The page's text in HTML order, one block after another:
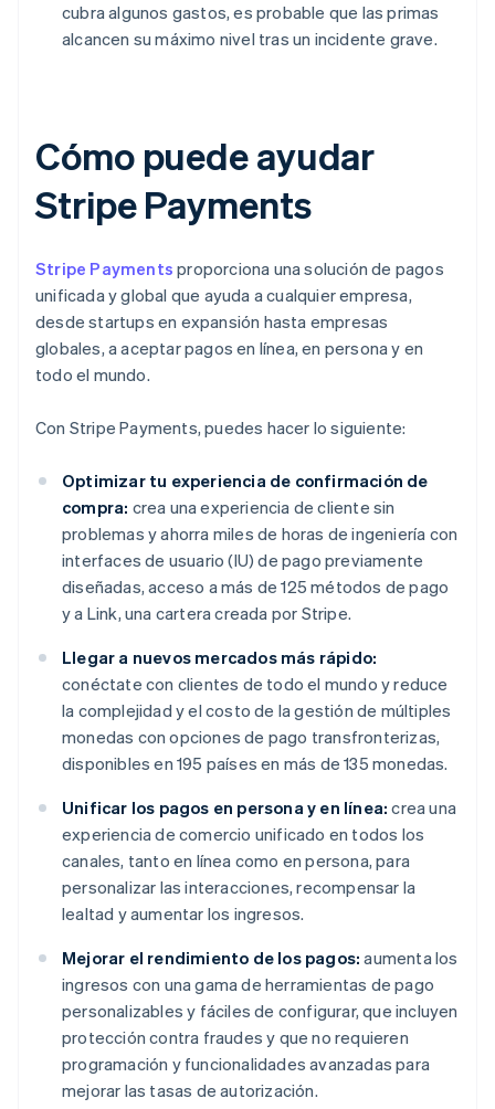
cubra algunos gastos, es probable que las primas
alcancen su máximo nivel tras un incidente grave.
Cómo puede ayudar
Stripe Payments
Stripe Payments proporciona una solución de pagos
unificada y global que ayuda a cualquier empresa,
desde startups en expansión hasta empresas
globales, a aceptar pagos en línea, en persona y en
todo el mundo.
Con Stripe Payments, puedes hacer lo siguiente:
Optimizar tu experiencia de confirmación de
compra: crea una experiencia de cliente sin
problemas y ahorra miles de horas de ingeniería con
interfaces de usuario (IU) de pago previamente
diseñadas, acceso a más de 125 métodos de pago
y a Link, una cartera creada por Stripe.
Llegar a nuevos mercados más rápido:
conéctate con clientes de todo el mundo y reduce
la complejidad y el costo de la gestión de múltiples
monedas con opciones de pago transfronterizas,
disponibles en 195 países en más de 135 monedas.
Unificar los pagos en persona y en línea: crea una
experiencia de comercio unificado en todos los
canales, tanto en línea como en persona, para
personalizar las interacciones, recompensar la
lealtad y aumentar los ingresos.
Mejorar el rendimiento de los pagos: aumenta los
ingresos con una gama de herramientas de pago
personalizables y fáciles de configurar, que incluyen
protección contra fraudes y que no requieren
programación y funcionalidades avanzadas para
mejorar las tasas de autorización.